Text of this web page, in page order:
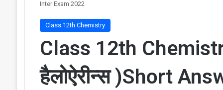
Inter Exam 2022
Class 12th Chemistry
Class 12th
हैलोऐरीन्स )Short